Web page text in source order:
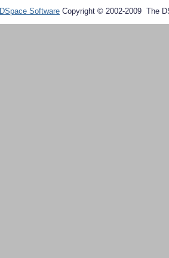
DSpace Software Copyright © 2002-2009 The